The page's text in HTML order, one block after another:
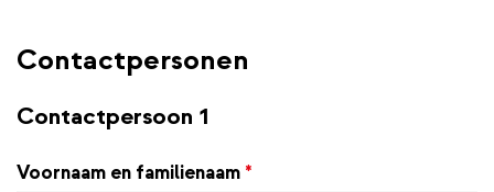
Contactpersonen
Contactpersoon 1
Voornaam en familienaam *